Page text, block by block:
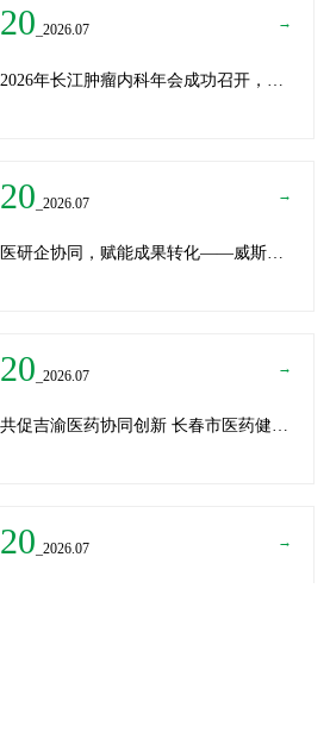
20 _2026.07 →
20 _2026.07 →
20 _2026.07 →
共促吉渝医药协同创新 长春市医药健康局与威斯腾生物走访重庆两江生命科技城
20 _2026.07 →